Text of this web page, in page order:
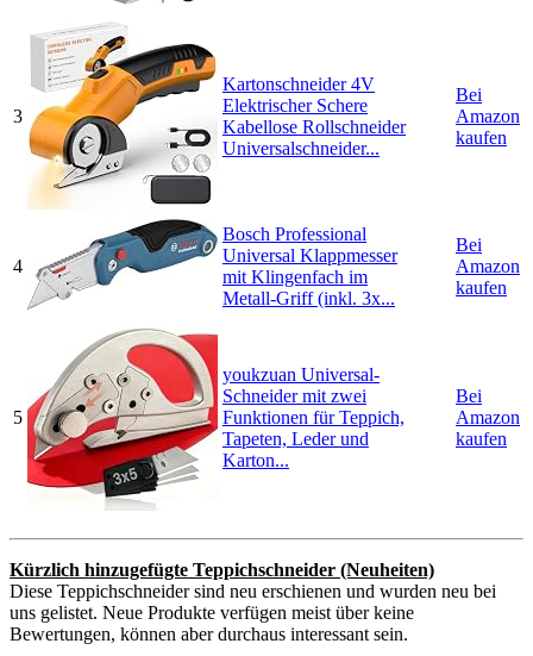
3
Kartonschneider 4V
Elektrischer Schere
Kabellose Rollschneider
Universalschneider...
Bei
Amazon
kaufen
4
Bosch Professional
Universal Klappmesser
mit Klingenfach im
Metall-Griff (inkl. 3x...
Bei
Amazon
kaufen
5
youkzuan Universal-
Schneider mit zwei
Funktionen für Teppich,
Tapeten, Leder und
Karton...
Bei
Amazon
kaufen
Kürzlich hinzugefügte Teppichschneider (Neuheiten)
Diese Teppichschneider sind neu erschienen und wurden neu bei
uns gelistet. Neue Produkte verfügen meist über keine
Bewertungen, können aber durchaus interessant sein.